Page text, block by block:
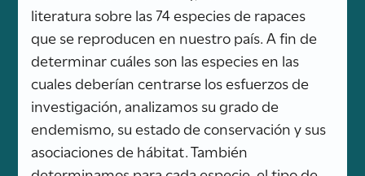
literatura sobre las 74 especies de rapaces
que se reproducen en nuestro país. A fin de
determinar cuáles son las especies en las
cuales deberían centrarse los esfuerzos de
investigación, analizamos su grado de
endemismo, su estado de conservación y sus
asociaciones de hábitat. También